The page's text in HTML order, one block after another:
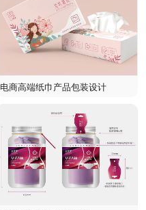
电商高端纸巾产品包装设计